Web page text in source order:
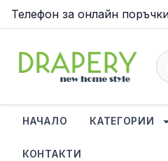
Телефон за онлайн
НАЧАЛО КАТЕГОРИИ
КОНТАКТИ